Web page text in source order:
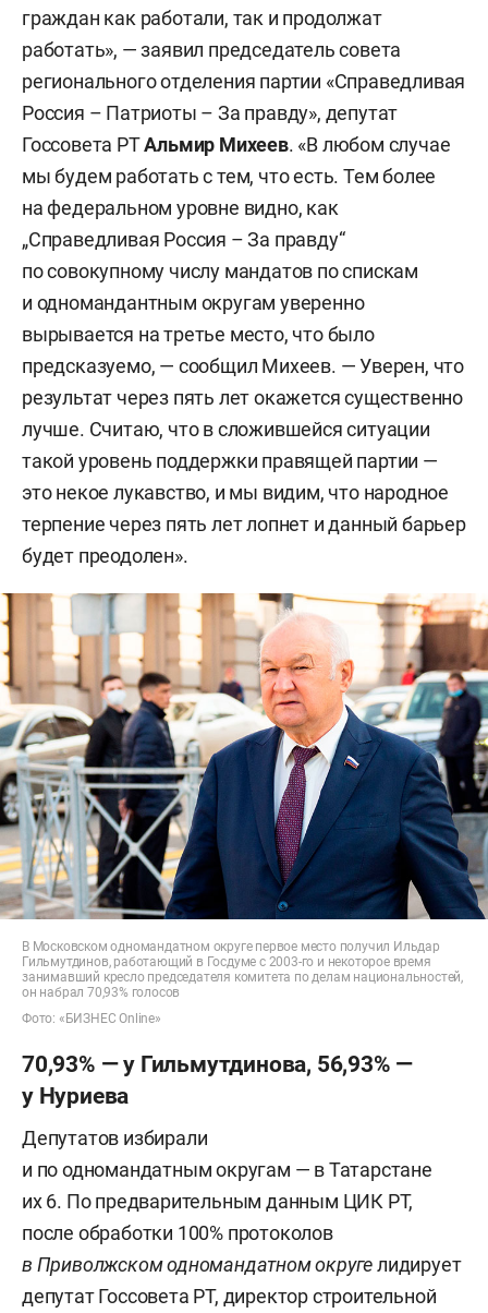
граждан как работали, так и продолжат
работать», — заявил председатель совета
регионального отделения партии «Справедливая
Россия – Патриоты – За правду», депутат
Госсовета РТАльмир Михеев. «В любом случае
мы будем работать с тем, что есть. Тем более
на федеральном уровне видно, как
„Справедливая Россия – За правду“
по совокупному числу мандатов по спискам
и одномандантным округам уверенно
вырывается на третье место, что было
предсказуемо, — сообщил Михеев. — Уверен, что
результат через пять лет окажется существенно
лучше. Считаю, что в сложившейся ситуации
такой уровень поддержки правящей партии —
это некое лукавство, и мы видим, что народное
терпение через пять лет лопнет и данный барьер
будет преодолен».
В Московском одномандатном округе первое место получил Ильдар
Гильмутдинов, работающий в Госдуме с 2003-го и некоторое время
занимавший кресло председателя комитета по делам национальностей,
он набрал 70,93% голосов
Фото: «БИЗНЕС Online»
70,93% — у Гильмутдинова, 56,93% —
у Нуриева
Депутатов избирали
и по одномандатным округам — в Татарстане
их 6. По предварительным данным ЦИК РТ,
после обработки 100% протоколов
в Приволжском одномандатном округелидирует
депутат Госсовета РТ, директор строительной